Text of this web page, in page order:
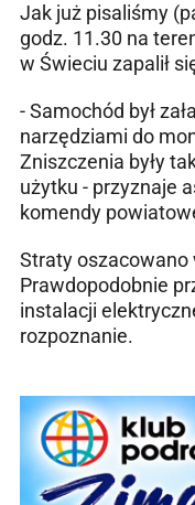
Jak już pisaliśmy
godz. 11.30 na
w Świeciu zapalił
- Samochód był
narzędziami do
Zniszczenia były
użytku - przyznaje
komendy
Straty oszacowano
Prawdopodobnie
instalacji
rozpoznanie.